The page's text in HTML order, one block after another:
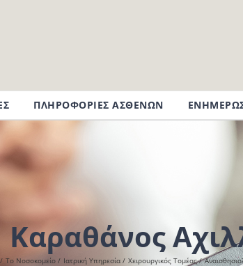
ΠΛΗΡΟΦΟΡΙΕΣ ΑΣΘΕΝΩΝ
Καραθάνος
Το Νοσοκομείο Ιατρική Υπηρεσία Χειρουργικός Τομέας